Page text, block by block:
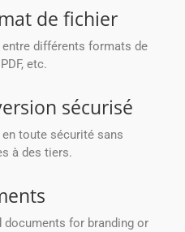
de fichier
différents formats de
etc.
sécurisé
toute sécurité sans
à des tiers.
for branding or